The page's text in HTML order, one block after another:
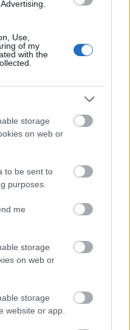
Use,
of my
with the
storage
on web or
to be sent to
purposes.
me
storage
on web or
storage
website or app.
kortárs
és
Planetáriuma, a
a Kézművesek
és éttermek,
A Pécsi
Kara valamint a
Intézete szintén
és regionális
2012-2013-ban
ott zajló több mint